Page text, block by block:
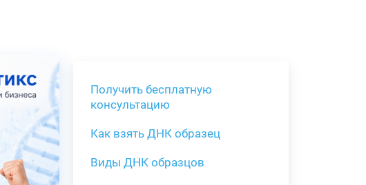
Получить бесплатную
консультацию
Как взять ДНК образец
Виды ДНК образцов